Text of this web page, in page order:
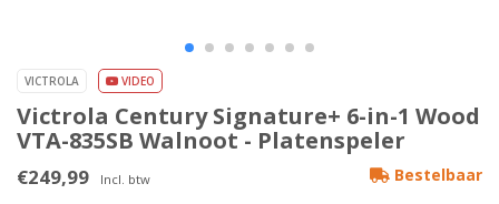
VICTROLA VIDEO
Victrola Century Signature+ 6-in-1 Wood
VTA-835SB Walnoot - Platenspeler
€249,99 Incl. btw Bestelbaar